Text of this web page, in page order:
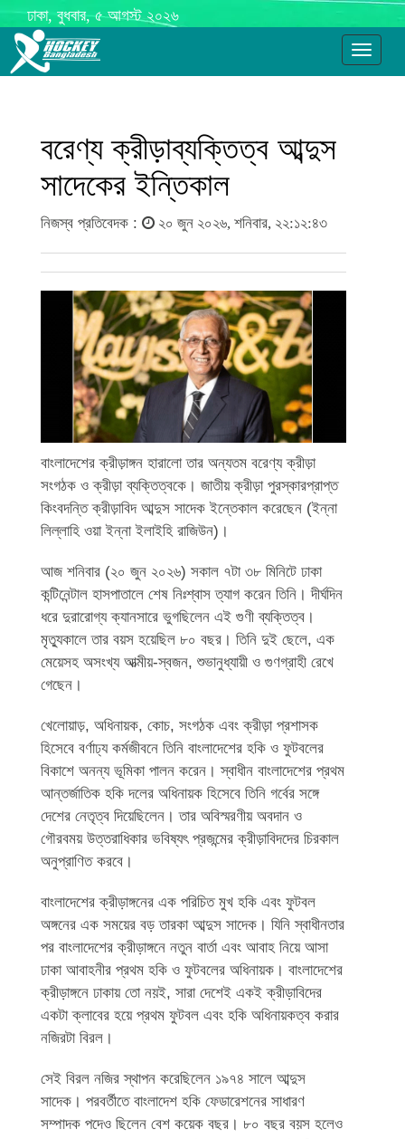
ঢাকা, বুধবার, ৫ আগস্ট ২০২৬
Toggle
বরেণ্য ক্রীড়াব্যক্তিত্ব আব্দুস
সাদেকের ইন্তিকাল
নিজস্ব প্রতিবেদক : ২০ জুন ২০২৬, শনিবার, ২২:১২:৪৩
বাংলাদেশের ক্রীড়াঙ্গন হারালো তার অন্যতম বরেণ্য ক্রীড়া
সংগঠক ও ক্রীড়া ব্যক্তিত্বকে। জাতীয় ক্রীড়া পুরস্কারপ্রাপ্ত
কিংবদন্তি ক্রীড়াবিদ আব্দুস সাদেক ইন্তেকাল করেছেন (ইন্না
লিল্লাহি ওয়া ইন্না ইলাইহি রাজিউন)।
আজ শনিবার (২০ জুন ২০২৬) সকাল ৭টা ৩৮ মিনিটে ঢাকা
কন্টিনেন্টাল হাসপাতালে শেষ নিঃশ্বাস ত্যাগ করেন তিনি। দীর্ঘদিন
ধরে দুরারোগ্য ক্যানসারে ভুগছিলেন এই গুণী ব্যক্তিত্ব।
মৃত্যুকালে তার বয়স হয়েছিল ৮০ বছর। তিনি দুই ছেলে, এক
মেয়েসহ অসংখ্য আত্মীয়-স্বজন, শুভানুধ্যায়ী ও গুণগ্রাহী রেখে
গেছেন।
খেলোয়াড়, অধিনায়ক, কোচ, সংগঠক এবং ক্রীড়া প্রশাসক
হিসেবে বর্ণাঢ্য কর্মজীবনে তিনি বাংলাদেশের হকি ও ফুটবলের
বিকাশে অনন্য ভূমিকা পালন করেন। স্বাধীন বাংলাদেশের প্রথম
আন্তর্জাতিক হকি দলের অধিনায়ক হিসেবে তিনি গর্বের সঙ্গে
দেশের নেতৃত্ব দিয়েছিলেন। তার অবিস্মরণীয় অবদান ও
গৌরবময় উত্তরাধিকার ভবিষ্যৎ প্রজন্মের ক্রীড়াবিদদের চিরকাল
অনুপ্রাণিত করবে।
বাংলাদেশের ক্রীড়াঙ্গনের এক পরিচিত মুখ হকি এবং ফুটবল
অঙ্গনের এক সময়ের বড় তারকা আব্দুস সাদেক। যিনি স্বাধীনতার
পর বাংলাদেশের ক্রীড়াঙ্গনে নতুন বার্তা এবং আবাহ নিয়ে আসা
ঢাকা আবাহনীর প্রথম হকি ও ফুটবলের অধিনায়ক। বাংলাদেশের
ক্রীড়াঙ্গনে ঢাকায় তো নয়ই, সারা দেশেই একই ক্রীড়াবিদের
একটা ক্লাবের হয়ে প্রথম ফুটবল এবং হকি অধিনায়কত্ব করার
নজিরটা বিরল।
সেই বিরল নজির স্থাপন করেছিলেন ১৯৭৪ সালে আব্দুস
সাদেক। পরবর্তীতে বাংলাদেশ হকি ফেডারেশনের সাধারণ
সম্পাদক পদেও ছিলেন বেশ কয়েক বছর। ৮০ বছর বয়স হলেও